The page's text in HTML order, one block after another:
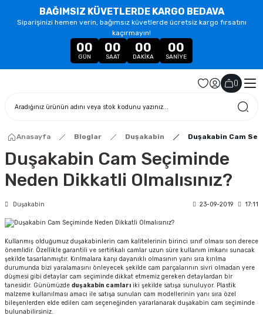
BAĞIMSIZ KÜVETLERDE KARGO BEDAVA
Siparişinizi hemen verin, bağımsız küvetlerde ücretsiz kargo fırsatını
kaçırmayın!
00
GÜN
00
SAAT
00
DAKIKA
00
SANIYE
()
Anasayfa Bloglar Duşakabin Duşakabin Cam
Duşakabin Cam Seçiminde
Neden Dikkatli Olmalısınız?
Duşakabin 23-09-2019 17:11
Kullanmış olduğumuz duşakabinlerin cam kalitelerinin birinci sınıf olması son derece
önemlidir. Özellikle garantili ve sertifikalı camlar uzun süre kullanım imkanı sunacak
şekilde tasarlanmıştır. Kırılmalara karşı dayanıklı olmasının yanı sıra kırılma
durumunda bizi yaralamasını önleyecek şekilde cam parçalarının sivri olmadan yere
düşmesi gibi detaylar cam seçiminde dikkat etmemiz gereken detaylardan bir
tanesidir. Günümüzde duşakabin camları iki şekilde satışa sunuluyor. Plastik
malzeme kullanılması amacı ile satışa sunulan cam modellerinin yanı sıra özel
bileşenlerden elde edilen cam seçeneğinden yararlanarak duşakabin cam seçiminde
bulunabilirsiniz.